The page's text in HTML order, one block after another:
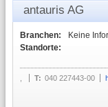
antauris AG
Branchen:
Keine
Standorte:
T: 040 227443-00